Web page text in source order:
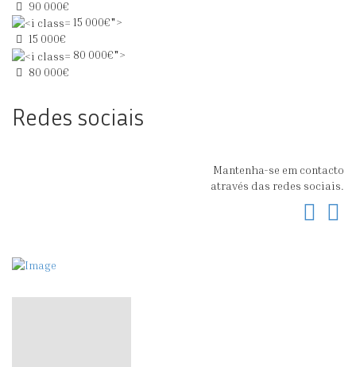
90 000€
15 000€">
15 000€
80 000€">
80 000€
Redes sociais
Mantenha-se em contacto
através das redes sociais.